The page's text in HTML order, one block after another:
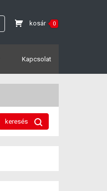
kosár 0
Kapcsolat
keresés